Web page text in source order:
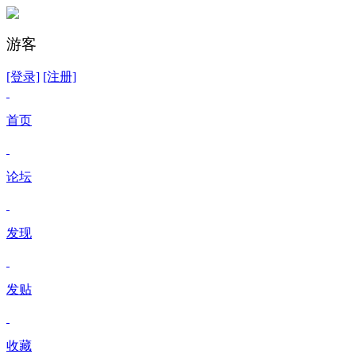
游客
[登录] [注册]
首页
论坛
发现
发贴
收藏